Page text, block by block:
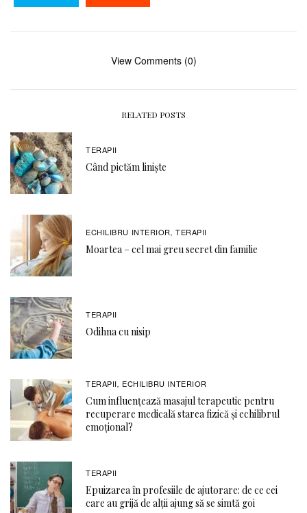
View Comments (0)
RELATED POSTS
TERAPII
Când pictăm liniște
ECHILIBRU INTERIOR,TERAPII
Moartea – cel mai greu secret din familie
TERAPII
Odihna cu nisip
TERAPII, ECHILIBRU INTERIOR
Cum influențează masajul terapeutic pentru
recuperare medicală starea fizică și echilibrul
emoțional?
TERAPII
Epuizarea în profesiile de ajutorare: de ce cei
care au grijă de alții ajung să se simtă goi